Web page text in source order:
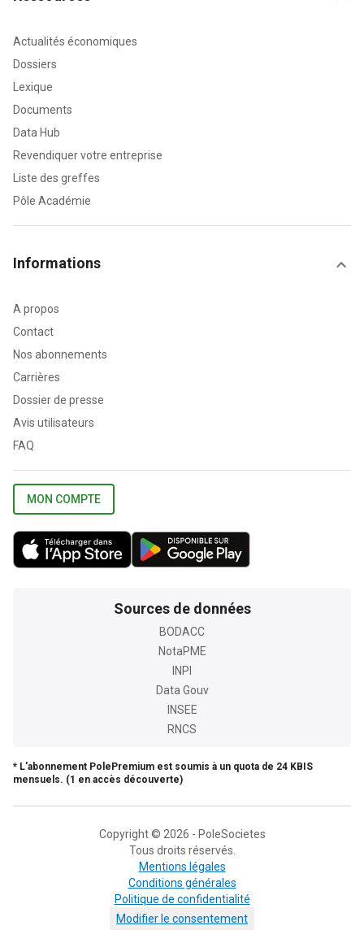
Actualités économiques
Dossiers
Lexique
Documents
Data Hub
Revendiquer votre entreprise
Liste des greffes
Pôle Académie
Informations
A propos
Contact
Nos abonnements
Carrières
Dossier de presse
Avis utilisateurs
FAQ
MON COMPTE
Sources de données
BODACC
NotaPME
INPI
Data Gouv
INSEE
RNCS
* L'abonnement PolePremium est soumis à un quota de 24 KBIS
mensuels. (1 en accès découverte)
Copyright © 2026 - PoleSocietes
Tous droits réservés.
Mentions légales
Conditions générales
Politique de confidentialité
Modifier le consentement